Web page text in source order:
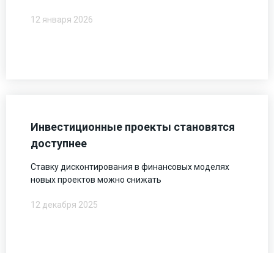
12 января 2026
Инвестиционные проекты становятся
доступнее
Ставку дисконтирования в финансовых моделях
новых проектов можно снижать
12 декабря 2025